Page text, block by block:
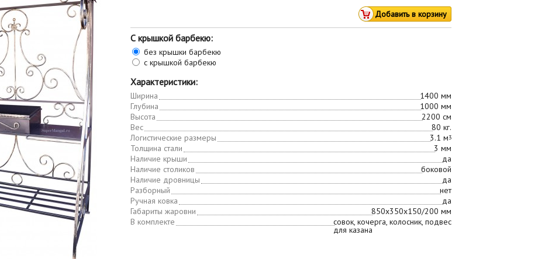
С крышкой барбекю:
без крышки барбекю
с крышкой барбекю
Характеристики:
Ширина
1400 мм
Глубина
1000 мм
Высота
2200 см
Вес
80 кг.
Логистические размеры
3.1 м3
Толщина стали
3 мм
Наличие крыши
да
Наличие столиков
боковой
Наличие дровницы
да
Разборный
нет
Ручная ковка
да
Габариты жаровни
850х350х150/200 мм
В комплекте
совок, кочерга, колосник, подвес
для казана